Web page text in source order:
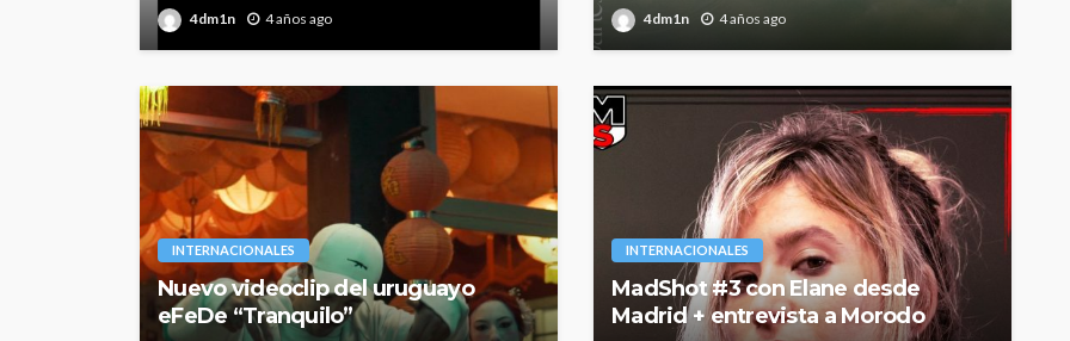
4dm1n 4 años ago 4dm1n 4 años ago
INTERNACIONALES
Nuevo videoclip del uruguayo
eFeDe “Tranquilo”
INTERNACIONALES
MadShot #3 con Elane desde
Madrid + entrevista a Morodo